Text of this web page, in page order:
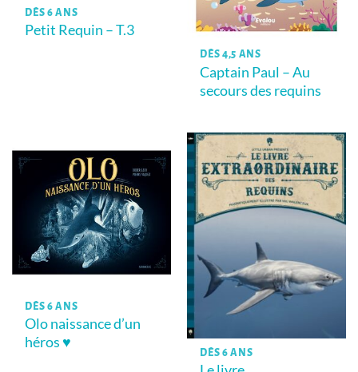
DÈS 6 ANS
Petit Requin – T.3
DÈS 4,5 ANS
Captain Paul – Au
secours des requins
DÈS 6 ANS
Olo naissance d’un
héros ♥
DÈS 6 ANS